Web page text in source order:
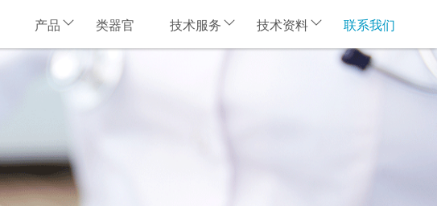
产品 类器官 技术服务 技术资料 联系我们